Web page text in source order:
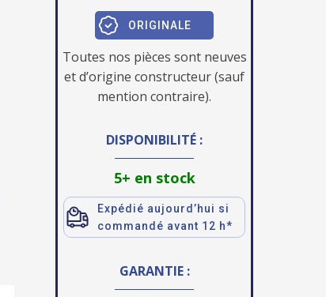
ORIGINALE
Toutes nos pièces sont neuves
et d’origine constructeur (sauf
mention contraire).
DISPONIBILITÉ :
5+ en stock
Expédié aujourd’hui si
commandé avant 12 h*
GARANTIE :